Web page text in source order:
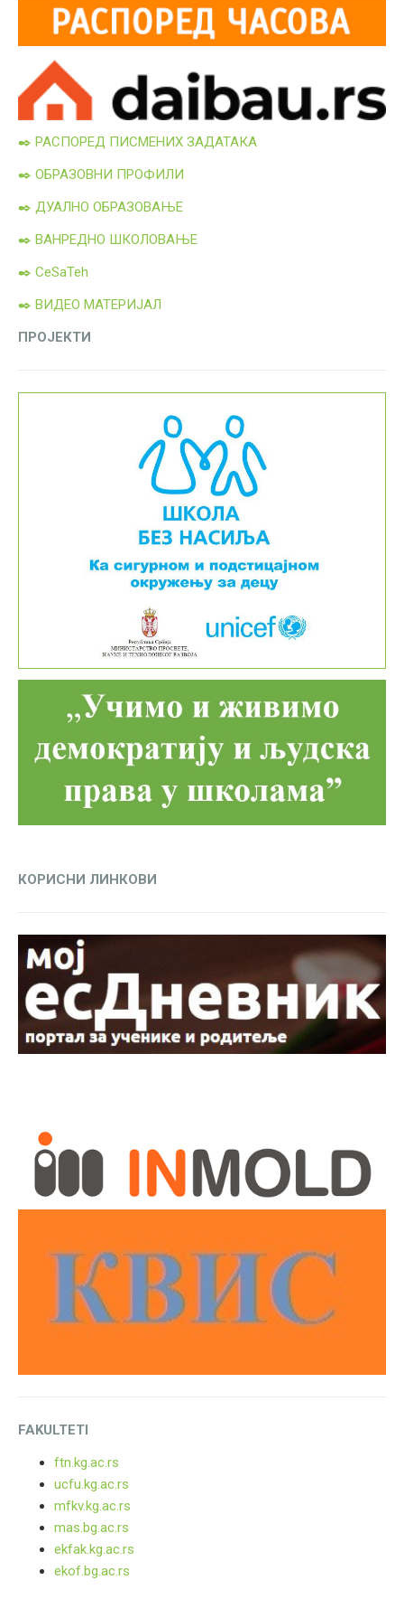
✒️ РАСПОРЕД ПИСМЕНИХ ЗАДАТАКА
✒️ ОБРАЗОВНИ ПРОФИЛИ
✒️ ДУАЛНО ОБРАЗОВАЊЕ
✒️ ВАНРЕДНО ШКОЛОВАЊЕ
✒️ CeSaTeh
✒️ ВИДЕО МАТЕРИЈАЛ
ПРОЈЕКТИ
КОРИСНИ ЛИНКОВИ
FAKULTETI
ftn.kg.ac.rs
ucfu.kg.ac.rs
mfkv.kg.ac.rs
mas.bg.ac.rs
ekfak.kg.ac.rs
ekof.bg.ac.rs